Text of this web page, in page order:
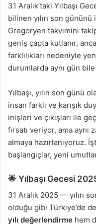
31 Aralık’taki Yılbaşı
bilinen yılın son gününü
Gregoryen takvimini
geniş çapta kutlanır,
farklılıkları nedeniyle
durumlarda aynı gün
Yılbaşı, yılın son günü
insan farklı ve karışık
inişleri ve çıkışları ile
fırsatı veriyor, ama aynı
almaya hazırlanıyoruz.
başlangıçlar, yeni
🌟 Yılbaşı Gecesi
31 Aralık 2025 — yılın
olduğu gibi Türkiye’de
yılı değerlendirme hem